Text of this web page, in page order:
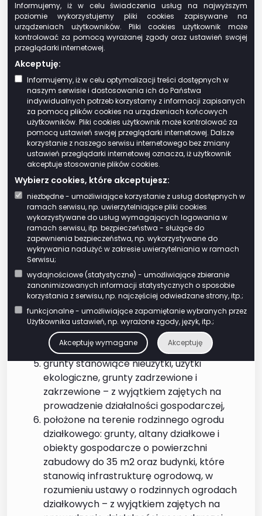
Informujemy, iż w celu świadczenia usług na najwyższym
poziomie wykorzystujemy pliki cookies zapisywane na
urządzeniach użytkowników. Pliki cookies użytkownik może
kontrolować za pomocą wyrażanej zgody oraz ustawień swojej
przeglądarki internetowej.
Akceptuję:
Informujemy, iż w celu optymalizacji treści dostępnych w
naszym serwisie i dostosowania ich do Państwa
indywidualnych potrzeb korzystamy z informacji zapisanych
za pomocą plików cookies na urządzeniach końcowych
użytkowników. Pliki cookies użytkownik może kontrolować za
pomocą ustawień swojej przeglądarki internetowej. Dalsze
korzystanie z naszego serwisu internetowego bez zmiany
ustawień przeglądarki internetowej oznacza, iż użytkownik
akceptuje stosowanie plików cookies.
Wybierz cookies, które akceptujesz:
niezbędne - umożliwiające korzystanie z usług dostępnych w
ramach serwisu, np. uwierzytelniające pliki cookies
wykorzystywane do usług wymagających logowania w
ramach serwisu, itp. bezpieczeństwa - służące do
zapewnienia bezpieczeństwa, np. wykorzystywane do
wykrywania nadużyć w zakresie uwierzytelniania w ramach
Serwisu;
wydajnościowe (statystyczne) - umożliwiające zbieranie
zanonimizowanych informacji statystycznych o sposobie
korzystania z serwisu, np. najczęściej odwiedzane strony, itp.;
funkcjonalne - umożliwiające zapamiętanie wybranych przez
Użytkownika ustawień, np. wyrażone zgody, język, itp.;
Akceptuję wymagane Akceptuję
zajęte na prowadzenie działów
specjalnych produkcji rolnej,
grunty i budynki wpisane indywidualnie do
rejestru zabytków, pod warunkiem ich
utrzymania i konserwacji, zgodnie z
przepisami o ochronie zabytków – z
wyjątkiem części zajętych na prowadzenie
działalności gospodarczej,
grunty, budynki lub ich części zajęte
wyłącznie na potrzeby prowadzenia przez
stowarzyszenia statutowej działalności
wśród dzieci i młodzieży w zakresie oświaty,
wychowania, nauki i techniki, kultury
fizycznej i sportu, z wyjątkiem
wykorzystywanych do prowadzenia
działalności gospodarczej, oraz grunty
zajęte trwale na obozowiska i bazy
wypoczynkowe dzieci i młodzieży,
grunty położone na obszarach objętych
ochroną ścisłą, czynną lub krajobrazową,
a także budynki i budowle trwale związane
z gruntem, które znajdują się w parkach
narodowych lub rezerwatach przyrody i
służą bezpośrednio i wyłącznie osiąganiu
celów związanych z ochroną przyrody,
grunty stanowiące nieużytki, użytki
ekologiczne, grunty zadrzewione i
zakrzewione – z wyjątkiem zajętych na
prowadzenie działalności gospodarczej,
położone na terenie rodzinnego ogrodu
działkowego: grunty, altany działkowe i
obiekty gospodarcze o powierzchni
zabudowy do 35 m2 oraz budynki, które
stanowią infrastrukturę ogrodową, w
rozumieniu ustawy o rodzinnych ogrodach
działkowych – z wyjątkiem zajętych na